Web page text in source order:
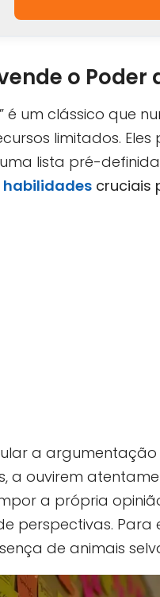
o
é um clássico que
limitados. Eles
lista pré-
habilidades cruciais
a
a ouvirem
a própria
perspectivas.
de animais